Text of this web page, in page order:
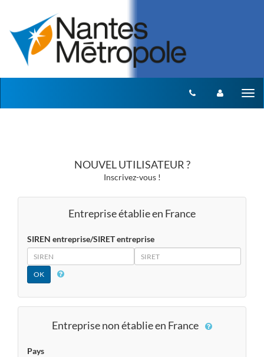
NOUVEL UTILISATEUR ?
Inscrivez-vous !
Entreprise établie en France
SIREN entreprise/SIRET entreprise
SIREN
SIRET
Entreprise non établie en France
Pays